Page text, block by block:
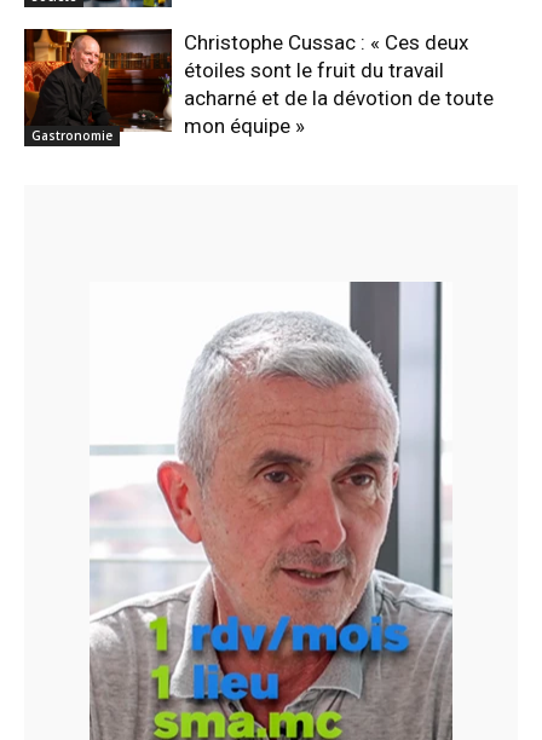
Gastronomie
Christophe Cussac : « Ces deux
étoiles sont le fruit du travail
acharné et de la dévotion de toute
mon équipe »